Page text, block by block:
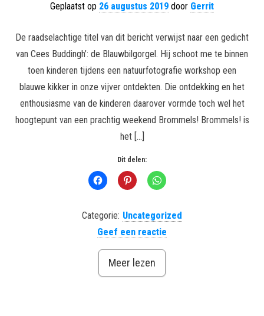
Geplaatst op 26 augustus 2019 door Gerrit
De raadselachtige titel van dit bericht verwijst naar een gedicht
van Cees Buddingh’: de Blauwbilgorgel. Hij schoot me te binnen
toen kinderen tijdens een natuurfotografie workshop een
blauwe kikker in onze vijver ontdekten. Die ontdekking en het
enthousiasme van de kinderen daarover vormde toch wel het
hoogtepunt van een prachtig weekend Brommels! Brommels! is
het […]
Dit delen:
Categorie: Uncategorized
Geef een reactie
Meer lezen